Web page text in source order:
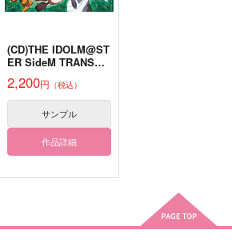
作品詳細
忍術学園五年生 眉解
いとど桜はめでたけれ
(CD)THE IDOLM@ST
ER SideM TRANSCE
2,200円 （税込）
サンプル
作品詳細